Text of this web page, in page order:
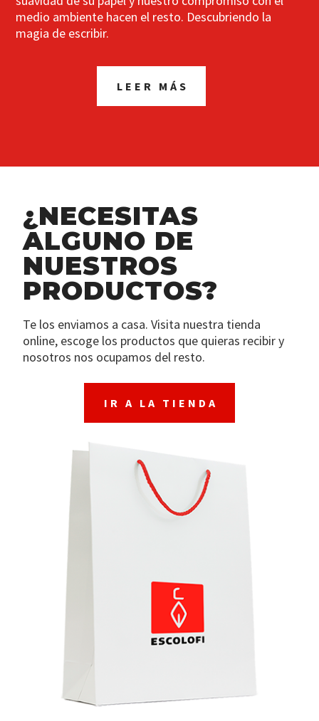
medio ambiente hacen el resto. Descubriendo la
magia de escribir.
LEER MÁS
¿NECESITAS
ALGUNO DE
NUESTROS
PRODUCTOS?
Te los enviamos a casa. Visita nuestra tienda
online, escoge los productos que quieras recibir y
nosotros nos ocupamos del resto.
IR A LA TIENDA